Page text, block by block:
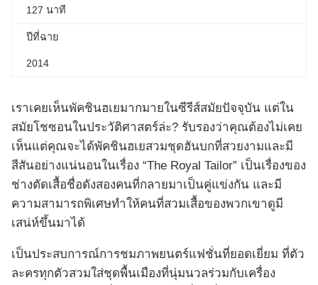
127 นาที
ปีที่ฉาย
2014
เราเคยเห็นพัคชินฮเยมากมายในซีรีส์สมัยปัจจุบัน แต่ใน
สมัยโชซอนในประวัติศาสตร์ล่ะ? รับรองว่าคุณต้องไม่เคย
เห็นแต่คุณจะได้พัคชินฮเยสวมชุดฮันบกที่สวยงามและมี
สีสันอย่างแน่นอนในเรื่อง “The Royal Tailor” เป็นเรื่องของ
ช่างตัดเสื้อชื่อดังสองคนที่กลายมาเป็นคู่แข่งกัน และมี
ความสามารถพิเศษทำให้คนที่สวมเสื้อของพวกเขาดูมี
เสน่ห์ขึ้นมาได้
เป็นประสบการณ์การชมภาพยนตร์แฟชั่นที่ยอดเยี่ยม ที่ตัว
ละครทุกตัวสวมใส่ชุดพื้นเมืองที่นุ่มนวลร่วมกับเครื่อง